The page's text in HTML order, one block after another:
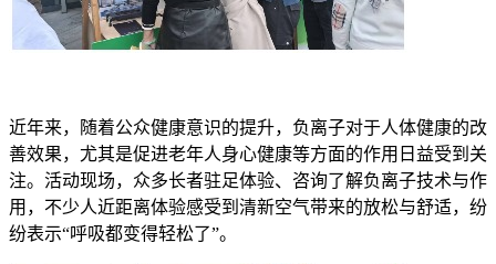
近年来，随着公众健康意识的提升，负离子对于人体健康的改
善效果，尤其是促进老年人身心健康等方面的作用日益受到关
注。活动现场，众多长者驻足体验、咨询了解负离子技术与作
用，不少人近距离体验感受到清新空气带来的放松与舒适，纷
纷表示“呼吸都变得轻松了”。